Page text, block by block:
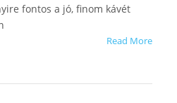
fontos a jó, finom kávét
Read More